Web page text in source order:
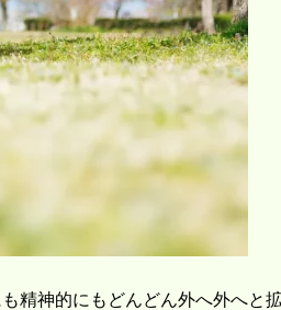
精神的にもどんどん外へ外へと